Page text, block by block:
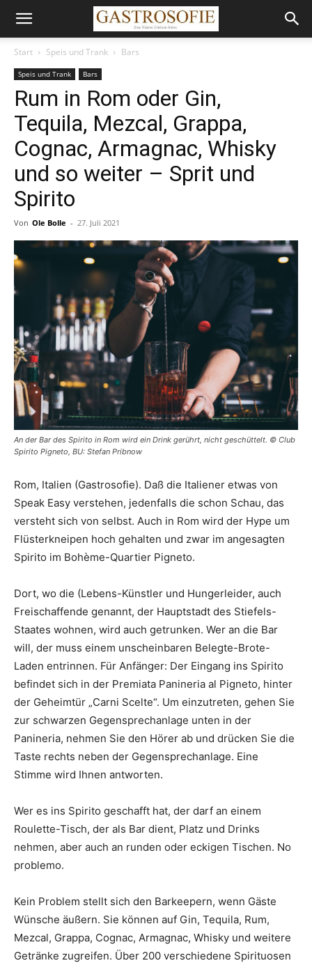
Start Speis und Trank Bars
Speis und Trank Bars
Rum in Rom oder Gin,
Tequila, Mezcal, Grappa,
Cognac, Armagnac, Whisky
und so weiter – Sprit und
Spirito
Von Ole Bolle - 27. Juli 2021
An der Bar des Spirito in Rom wird ein Drink gerührt, nicht geschüttelt. © Club
Spirito Pigneto, BU: Stefan Pribnow
Rom, Italien (Gastrosofie). Daß die Italiener etwas von
Speak Easy verstehen, jedenfalls die schon Schau, das
versteht sich von selbst. Auch in Rom wird der Hype um
Flüsterkneipen hoch gehalten und zwar im angesagten
Spirito im Bohème-Quartier Pigneto.
Dort, wo die (Lebens-Künstler und Hungerleider, auch
Freischaffende genannt, der Hauptstadt des Stiefels-
Staates wohnen, wird auch getrunken. Wer an die Bar
will, der muss einem unscheinbaren Belegte-Brote-
Laden entrinnen. Für Anfänger: Der Eingang ins Spirito
befindet sich in der Premiata Panineria al Pigneto, hinter
der Geheimtür „Carni Scelte“. Um einzutreten, gehen Sie
zur schwarzen Gegensprechanlage unten in der
Panineria, nehmen Sie den Hörer ab und drücken Sie die
Taste rechts neben der Gegensprechanlage. Eine
Stimme wird Ihnen antworten.
Wer es ins Spirito geschafft hat, der darf an einem
Roulette-Tisch, der als Bar dient, Platz und Drinks
nehmen, aber auch an runden oder eckigen Tischen. No
problemo.
Kein Problem stellt sich den Barkeepern, wenn Gäste
Wünsche äußern. Sie können auf Gin, Tequila, Rum,
Mezcal, Grappa, Cognac, Armagnac, Whisky und weitere
Getränke zugreifen. Über 200 verschiedene Spirituosen